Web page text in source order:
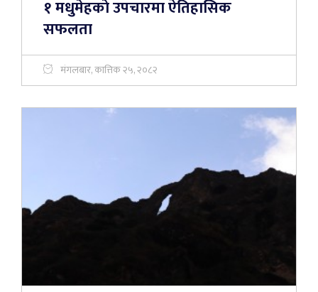
१ मधुमेहकाे उपचारमा ऐतिहासिक
सफलता
मंगलबार, कात्तिक २५, २०८२